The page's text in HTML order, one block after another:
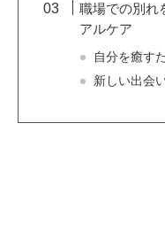
職場での別れ
アルケア
自分を癒す
新しい出会